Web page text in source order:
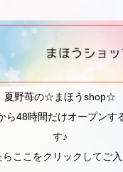
夏野苺の☆まほうshop☆
ら48時間だけオープンす
す♪
らここをクリックしてご